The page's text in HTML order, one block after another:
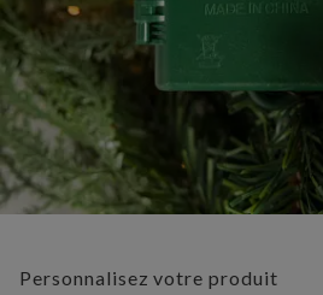
Personnalisez votre produit